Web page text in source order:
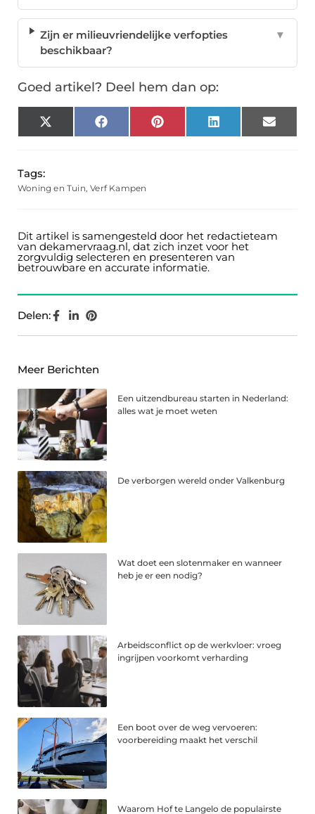
Zijn er milieuvriendelijke verfopties
beschikbaar?
▼
Goed artikel? Deel hem dan op:
X
(Twitter)
FacebookPinterest LinkedIn Email
Tags:
Woning en Tuin,Verf Kampen
Dit artikel is samengesteld door het redactieteam
van dekamervraag.nl, dat zich inzet voor het
zorgvuldig selecteren en presenteren van
betrouwbare en accurate informatie.
Delen:
Meer Berichten
Een uitzendbureau starten in Nederland:
alles wat je moet weten
De verborgen wereld onder Valkenburg
Wat doet een slotenmaker en wanneer
heb je er een nodig?
Arbeidsconflict op de werkvloer: vroeg
ingrijpen voorkomt verharding
Een boot over de weg vervoeren:
voorbereiding maakt het verschil
Waarom Hof te Langelo de populairste